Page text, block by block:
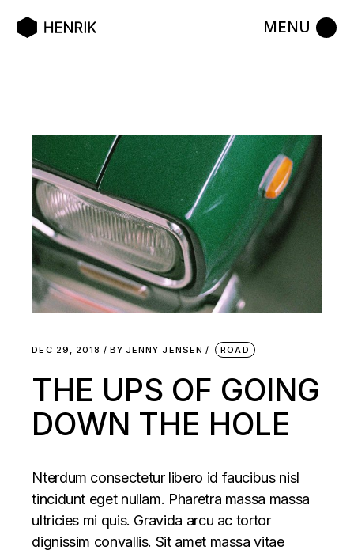
DEC 29, 2018 BY JENNY JENSEN ROAD
THE UPS OF GOING
DOWN THE HOLE
Nterdum consectetur libero id faucibus nisl
tincidunt eget nullam. Pharetra massa massa
ultricies mi quis. Gravida arcu ac tortor
dignissim convallis. Sit amet massa vitae